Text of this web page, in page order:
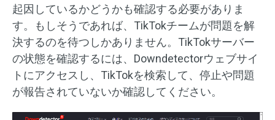
起因しているかどうかも確認する必要がありま
す。もしそうであれば、TikTokチームが問題を解
決するのを待つしかありません。TikTokサーバー
の状態を確認するには、Downdetectorウェブサイ
トにアクセスし、TikTokを検索して、停止や問題
が報告されていないか確認してください。